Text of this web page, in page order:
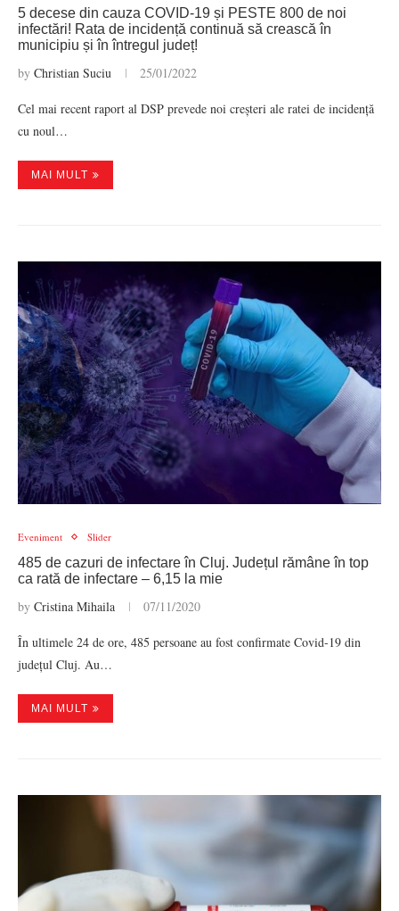
5 decese din cauza COVID-19 și PESTE 800 de noi
infectări! Rata de incidență continuă să crească în
municipiu și în întregul județ!
by Christian Suciu 25/01/2022
Cel mai recent raport al DSP prevede noi creșteri ale ratei de incidență
cu noul…
MAI MULT
Eveniment Slider
485 de cazuri de infectare în Cluj. Județul rămâne în top
ca rată de infectare – 6,15 la mie
by Cristina Mihaila 07/11/2020
În ultimele 24 de ore, 485 persoane au fost confirmate Covid-19 din
județul Cluj. Au…
MAI MULT